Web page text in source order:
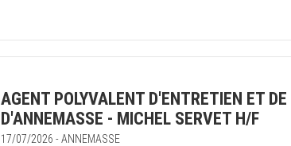
AGENT POLYVALENT D'ENTRETIEN ET
D'ANNEMASSE - MICHEL SERVET H/F
17/07/2026 - ANNEMASSE